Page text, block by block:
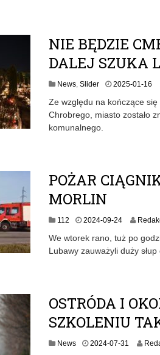
1
0
NIE BĘDZIE
DALEJ SZUKA
News Slider 2025-01-16
2
5
6
Ze względu na kończące
Chrobrego, miasto zostało
komunalnego.
POŻAR
MORLIN
112 2024-09-242
2
4
2
4
We wtorek rano, tuż po
Lubawy zauważyli duży
OSTRÓDA I
SZKOLENIU
News 2024-07-31